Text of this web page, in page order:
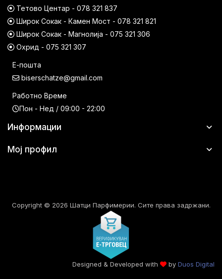
Тетово Центар - 078 321 837
Широк Сокак - Камен Мост - 078 321 821
Широк Сокак - Магнолија - 075 321 306
Охрид - 075 321 307
Е-пошта
biserschatze@gmail.com
Работно Време
Пон - Нед / 09:00 - 22:00
Информации
Мој профил
Copyright © 2026 Шатци Парфимерии. Сите права задржани.
Designed & Developed with by Duos Digital